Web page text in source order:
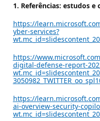
1. Referências: estudos e
https://
yber-services?
https://
digital-defense-report-
https://
ai-overview-security-